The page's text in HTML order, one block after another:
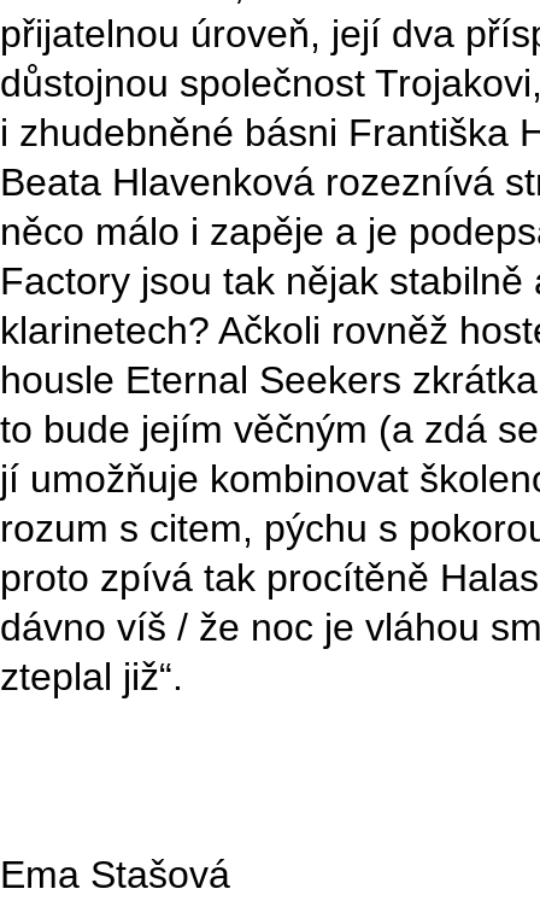
přijatelnou úroveň, její dva
důstojnou společnost
i zhudebněné básni Františka
Beata Hlavenková rozeznívá
něco málo i zapěje a je
Factory jsou tak nějak
klarinetech? Ačkoli rovněž
housle Eternal Seekers
to bude jejím věčným (a zdá
jí umožňuje kombinovat
rozum s citem, pýchu s
proto zpívá tak procítěně
dávno víš / že noc je vláhou
zteplal již“.
Ema Stašová